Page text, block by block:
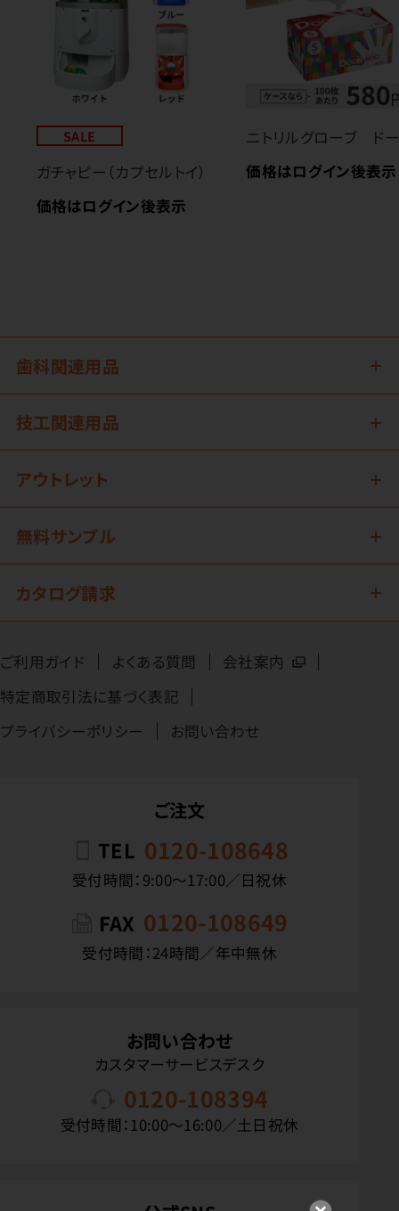
SALE
ガチャピー（カプセルトイ）
価格はログイン後表示
ニトリルグローブ ド
価格はログイン後表示
歯科関連用品
技工関連用品
アウトレット
無料サンプル
カタログ請求
ご利用ガイド よくある質問
会社案内
特定商取引法に基づく表記
プライバシーポリシー
お問い合わせ
ご注文
TEL 0120-108648
受付時間：9:00〜17:00／日祝休
FAX 0120-108649
受付時間：24時間／年中無休
お問い合わせ
カスタマーサービスデスク
0120-108394
受付時間：10:00〜16:00／土日祝休